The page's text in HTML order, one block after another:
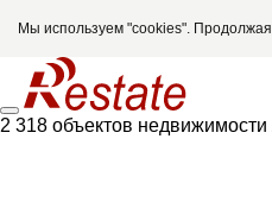
Мы используем "cookies".
2 318 объектов недвижимости